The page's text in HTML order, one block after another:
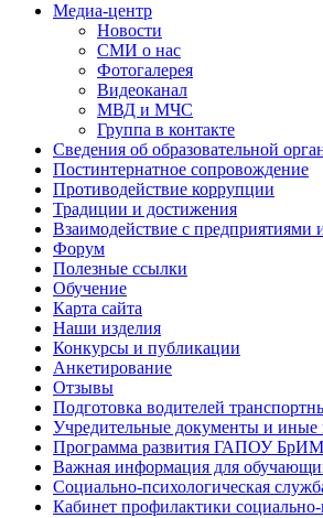
Медиа-центр
Новости
СМИ о нас
Фотогалерея
Видеоканал
МВД и МЧС
Группа в контакте
Сведения об образовательной
Постинтернатное сопровождение
Противодействие коррупции
Традиции и достижения
Взаимодействие с предприятиями
Форум
Полезные ссылки
Обучение
Карта сайта
Наши изделия
Конкурсы и публикации
Анкетирование
Отзывы
Подготовка водителей
Учредительные документы и
Программа развития ГАПОУ
Важная информация для
Социально-психологическая
Кабинет профилактики